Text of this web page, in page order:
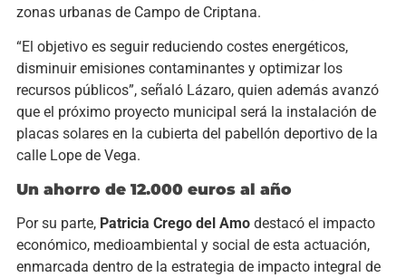
zonas urbanas de Campo de Criptana.
“El objetivo es seguir reduciendo costes energéticos,
disminuir emisiones contaminantes y optimizar los
recursos públicos”, señaló Lázaro, quien además avanzó
que el próximo proyecto municipal será la instalación de
placas solares en la cubierta del pabellón deportivo de la
calle Lope de Vega.
Un ahorro de 12.000 euros al año
Por su parte, Patricia Crego del Amodestacó el impacto
económico, medioambiental y social de esta actuación,
enmarcada dentro de la estrategia de impacto integral de